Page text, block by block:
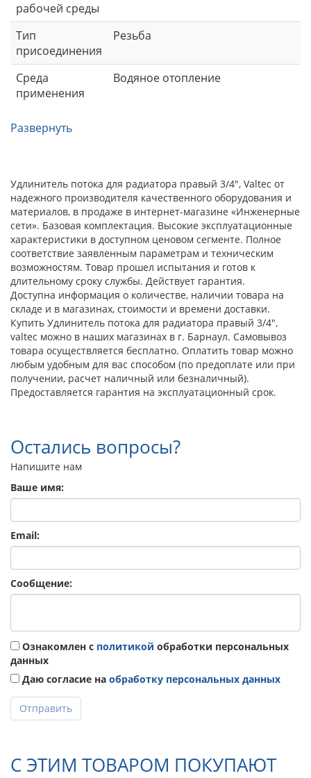
рабочей среды
Тип
присоединения
Резьба
Среда
применения
Водяное отопление
Развернуть
Удлинитель потока для радиатора правый 3/4", Valtec от
надежного производителя качественного оборудования и
материалов, в продаже в интернет-магазине «Инженерные
сети». Базовая комплектация. Высокие эксплуатационные
характеристики в доступном ценовом сегменте. Полное
соответствие заявленным параметрам и техническим
возможностям. Товар прошел испытания и готов к
длительному сроку службы. Действует гарантия.
Доступна информация о количестве, наличии товара на
складе и в магазинах, стоимости и времени доставки.
Купить Удлинитель потока для радиатора правый 3/4",
valtec можно в наших магазинах в г. Барнаул. Самовывоз
товара осуществляется бесплатно. Оплатить товар можно
любым удобным для вас способом (по предоплате или при
получении, расчет наличный или безналичный).
Предоставляется гарантия на эксплуатационный срок.
Остались вопросы?
Напишите нам
Ваше имя:
Email:
Сообщение:
Ознакомлен с политикой обработки персональных
данных
Даю согласие на обработку персональных данных
Отправить
С ЭТИМ ТОВАРОМ ПОКУПАЮТ